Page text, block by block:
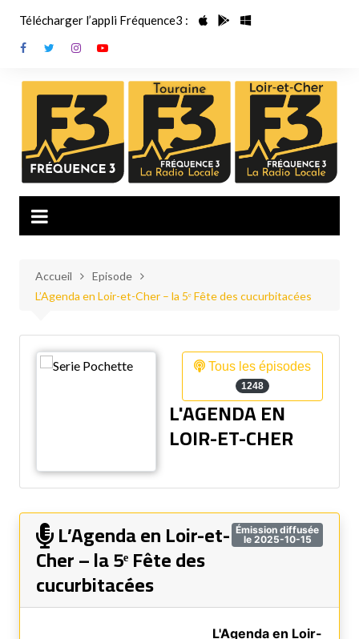
contenu
Télécharger l’appli Fréquence3 :
Accueil
Episode
L’Agenda en Loir-et-Cher – la 5ᵉ Fête des cucurbitacées
Tous les épisodes
1248
L'AGENDA EN
LOIR-ET-CHER
Émission diffusée
le 2025-10-15
L’Agenda en Loir-et-
Cher – la 5ᵉ Fête des
cucurbitacées
L'Agenda en Loir-